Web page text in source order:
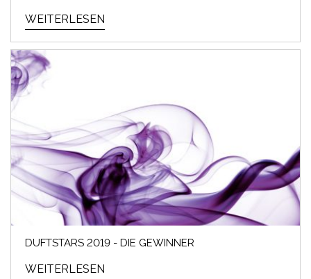
WEITERLESEN
DUFTSTARS 2019 - DIE GEWINNER
WEITERLESEN